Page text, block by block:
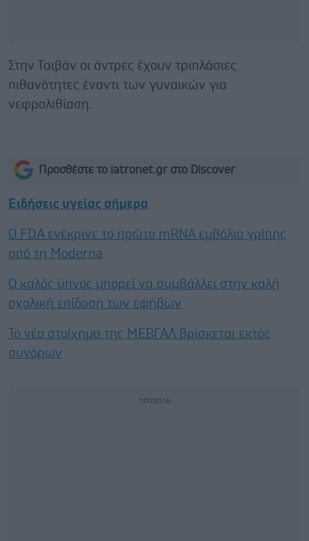
Στην Ταιβάν οι άντρες έχουν τριπλάσιες
πιθανότητες έναντι των γυναικών για
νεφρολιθίαση.
Προσθέστε το iatronet.gr στο Discover
Ειδήσεις υγείας σήμερα
Ο FDA ενέκρινε το πρώτο mRNA εμβόλιο γρίπης
από τη Moderna
Ο καλός ύπνος μπορεί να συμβάλλει στην καλή
σχολική επίδοση των εφήβων
Το νέο στοίχημα της ΜΕΒΓΑΛ βρίσκεται εκτός
συνόρων